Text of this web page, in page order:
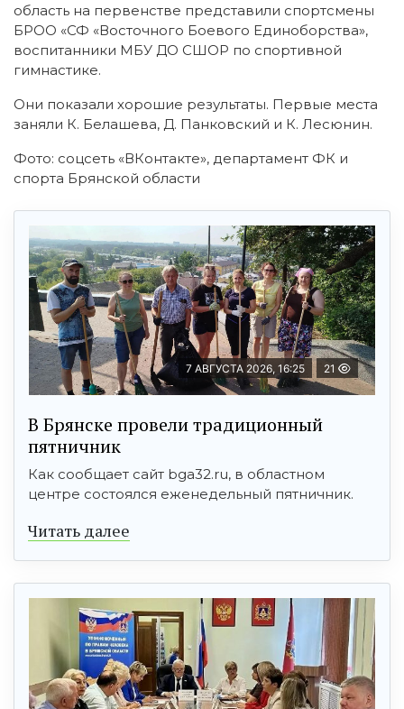
область на первенстве представили спортсмены
БРОО «СФ «Восточного Боевого Единоборства»,
воспитанники МБУ ДО СШОР по спортивной
гимнастике.
Они показали хорошие результаты. Первые места
заняли К. Белашева, Д. Панковский и К. Лесюнин.
Фото: соцсеть «ВКонтакте», департамент ФК и
спорта Брянской области
7 АВГУСТА 2026, 16:25 21
В Брянске провели традиционный
пятничник
Как сообщает сайт bga32.ru, в областном
центре состоялся еженедельный пятничник.
Читать далее